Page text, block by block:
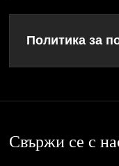
Политика за
Свържи се с